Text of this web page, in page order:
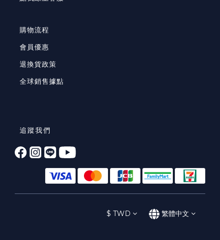
購物流程
會員優惠
退換貨政策
全球銷售據點
追蹤我們
$ TWD 繁體中文